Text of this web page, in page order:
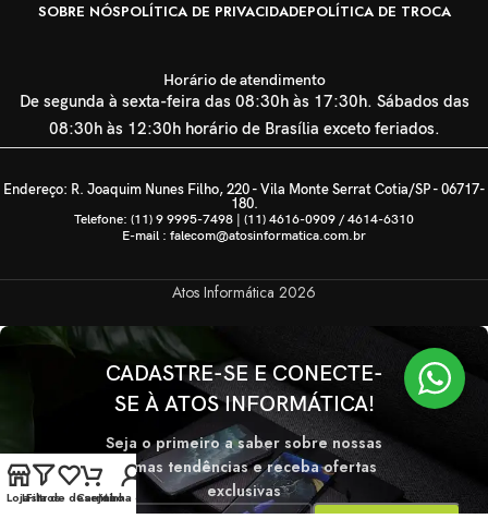
SOBRE NÓSPOLÍTICA DE PRIVACIDADEPOLÍTICA DE TROCA
Horário de atendimento
De segunda à sexta-feira das 08:30h às 17:30h. Sábados das
08:30h às 12:30h horário de Brasília exceto feriados.
Endereço: R. Joaquim Nunes Filho, 220 - Vila Monte Serrat Cotia/SP - 06717-
180.
Telefone: (11) 9 9995-7498 | (11) 4616-0909 / 4614-6310
E-mail : falecom@atosinformatica.com.br
Atos Informática 2026
CADASTRE-SE E CONECTE-
SE À ATOS INFORMÁTICA!
Seja o primeiro a saber sobre nossas
últimas tendências e receba ofertas
exclusivas
LojaFiltros
Lista de desejos
CarrinhoMinha conta